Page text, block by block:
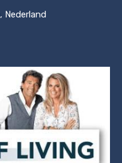
, Nederland